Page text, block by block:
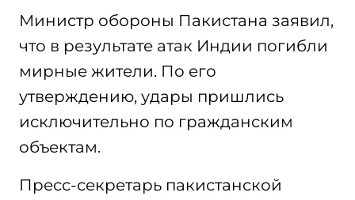
Министр обороны Пакистана заявил,
что в результате атак Индии погибли
мирные жители. По его
утверждению, удары пришлись
исключительно по гражданским
объектам.
Пресс-секретарь пакистанской